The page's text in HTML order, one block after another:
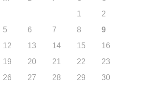
1
2
5 6 7 8
9
12 13 14 15
16
19 20 21 22
23
26 27 28 29
30